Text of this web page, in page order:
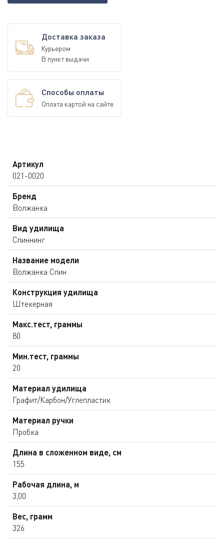
Доставка заказа
Курьером
В пункт выдачи
Способы оплаты
Оплата картой на сайте
Артикул
021-0020
Бренд
Волжанка
Вид удилища
Спиннинг
Название модели
Волжанка Спин
Конструкция удилища
Штекерная
Макс.тест, граммы
80
Мин.тест, граммы
20
Материал удилища
Графит/Карбон/Углепластик
Материал ручки
Пробка
Длина в сложенном виде, см
155
Рабочая длина, м
3,00
Вес, грамм
326